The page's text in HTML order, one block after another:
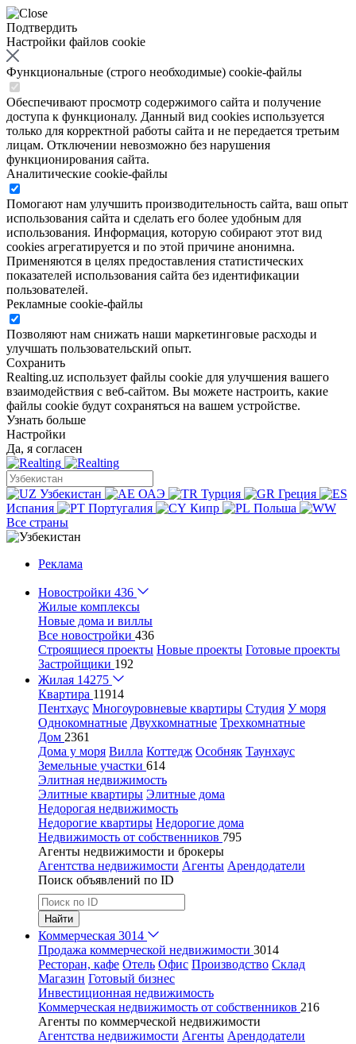
Подтвердить
Настройки файлов cookie
Функциональные (строго необходимые) cookie-файлы
Обеспечивают просмотр содержимого сайта и получение
доступа к функционалу. Данный вид cookies используется
только для корректной работы сайта и не передается третьим
лицам. Отключении невозможно без нарушения
функционирования сайта.
Аналитические cookie-файлы
Помогают нам улучшить производительность сайта, ваш опыт
использования сайта и сделать его более удобным для
использования. Информация, которую собирают этот вид
cookies агрегатируется и по этой причине анонимна.
Применяются в целях предоставления статистических
показателей использования сайта без идентификации
пользователей.
Рекламные cookie-файлы
Позволяют нам снижать наши маркетинговые расходы и
улучшать пользовательский опыт.
Сохранить
Realting.uz использует файлы cookie для улучшения вашего
взаимодействия с веб-сайтом. Вы можете настроить, какие
файлы cookie будут сохраняться на вашем устройстве.
Узнать больше
Настройки
Да, я согласен
Узбекистан ОАЭ Турция
Греция
Испания
Португалия Кипр
Польша
Все страны
Реклама
Новостройки 436
Жилые комплексы
Новые дома и виллы
Все новостройки 436
Строящиеся проекты Новые проекты Готовые проекты
Застройщики 192
Жилая 14275
Квартира 11914
Пентхаус Многоуровневые квартиры Студия У моря
Однокомнатные Двухкомнатные Трехкомнатные
Дом 2361
Дома у моря Вилла Коттедж Особняк Таунхаус
Земельные участки 614
Элитная недвижимость
Элитные квартиры Элитные дома
Недорогая недвижимость
Недорогие квартиры Недорогие дома
Недвижимость от собственников 795
Агенты недвижимости и брокеры
Агентства недвижимости Агенты Арендодатели
Поиск объявлений по ID
Найти
Коммерческая 3014
Продажа коммерческой недвижимости 3014
Ресторан, кафе Отель Офис Производство Склад
Магазин Готовый бизнес
Инвестиционная недвижимость
Коммерческая недвижимость от собственников 216
Агенты по коммерческой недвижимости
Агентства недвижимости Агенты Арендодатели